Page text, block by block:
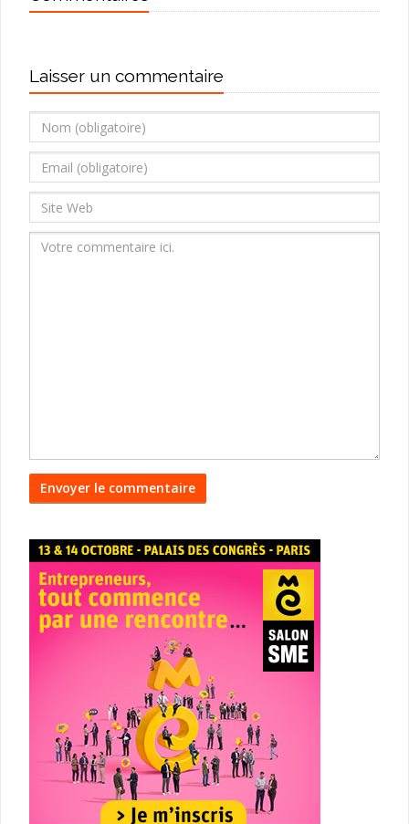
Laisser un commentaire